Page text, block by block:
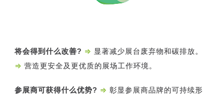
将会得到什么改善? ⇒ 显著减少展台废弃物和碳排放。
⇒ 营造更安全及更优质的展场工作环境。
参展商可获得什么优势? ⇒ 彰显参展商品牌的可持续形